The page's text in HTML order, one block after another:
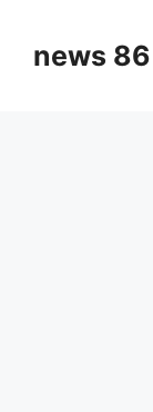
contentnews